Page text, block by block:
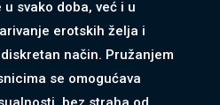
svako doba, već i u
erotskih želja i
način. Pružanjem
se omogućava